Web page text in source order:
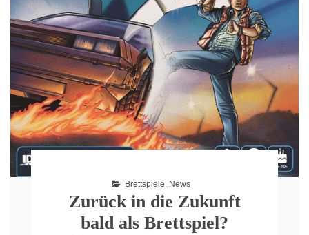
Brettspiele News
Zurück in die Zukunft
bald als Brettspiel?